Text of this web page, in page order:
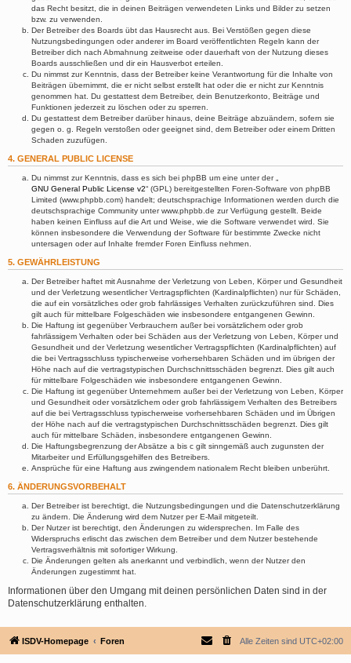
das Recht besitzt, die in deinen Beiträgen verwendeten Links und Bilder zu setzen
bzw. zu verwenden.
Der Betreiber des Boards übt das Hausrecht aus. Bei Verstößen gegen diese
Nutzungsbedingungen oder anderer im Board veröffentlichten Regeln kann der
Betreiber dich nach Abmahnung zeitweise oder dauerhaft von der Nutzung dieses
Boards ausschließen und dir ein Hausverbot erteilen.
Du nimmst zur Kenntnis, dass der Betreiber keine Verantwortung für die Inhalte von
Beiträgen übernimmt, die er nicht selbst erstellt hat oder die er nicht zur Kenntnis
genommen hat. Du gestattest dem Betreiber, dein Benutzerkonto, Beiträge und
Funktionen jederzeit zu löschen oder zu sperren.
Du gestattest dem Betreiber darüber hinaus, deine Beiträge abzuändern, sofern sie
gegen o. g. Regeln verstoßen oder geeignet sind, dem Betreiber oder einem Dritten
Schaden zuzufügen.
4. GENERAL PUBLIC LICENSE
Du nimmst zur Kenntnis, dass es sich bei phpBB um eine unter der „
GNU General Public License v2“ (GPL) bereitgestellten Foren-Software von phpBB
Limited (www.phpbb.com) handelt; deutschsprachige Informationen werden durch die
deutschsprachige Community unter www.phpbb.de zur Verfügung gestellt. Beide
haben keinen Einfluss auf die Art und Weise, wie die Software verwendet wird. Sie
können insbesondere die Verwendung der Software für bestimmte Zwecke nicht
untersagen oder auf Inhalte fremder Foren Einfluss nehmen.
5. GEWÄHRLEISTUNG
Der Betreiber haftet mit Ausnahme der Verletzung von Leben, Körper und Gesundheit
und der Verletzung wesentlicher Vertragspflichten (Kardinalpflichten) nur für Schäden,
die auf ein vorsätzliches oder grob fahrlässiges Verhalten zurückzuführen sind. Dies
gilt auch für mittelbare Folgeschäden wie insbesondere entgangenen Gewinn.
Die Haftung ist gegenüber Verbrauchern außer bei vorsätzlichem oder grob
fahrlässigem Verhalten oder bei Schäden aus der Verletzung von Leben, Körper und
Gesundheit und der Verletzung wesentlicher Vertragspflichten (Kardinalpflichten) auf
die bei Vertragsschluss typischerweise vorhersehbaren Schäden und im übrigen der
Höhe nach auf die vertragstypischen Durchschnittsschäden begrenzt. Dies gilt auch
für mittelbare Folgeschäden wie insbesondere entgangenen Gewinn.
Die Haftung ist gegenüber Unternehmern außer bei der Verletzung von Leben, Körper
und Gesundheit oder vorsätzlichem oder grob fahrlässigem Verhalten des Betreibers
auf die bei Vertragsschluss typischerweise vorhersehbaren Schäden und im Übrigen
der Höhe nach auf die vertragstypischen Durchschnittsschäden begrenzt. Dies gilt
auch für mittelbare Schäden, insbesondere entgangenen Gewinn.
Die Haftungsbegrenzung der Absätze a bis c gilt sinngemäß auch zugunsten der
Mitarbeiter und Erfüllungsgehilfen des Betreibers.
Ansprüche für eine Haftung aus zwingendem nationalem Recht bleiben unberührt.
6. ÄNDERUNGSVORBEHALT
Der Betreiber ist berechtigt, die Nutzungsbedingungen und die Datenschutzerklärung
zu ändern. Die Änderung wird dem Nutzer per E-Mail mitgeteilt.
Der Nutzer ist berechtigt, den Änderungen zu widersprechen. Im Falle des
Widerspruchs erlischt das zwischen dem Betreiber und dem Nutzer bestehende
Vertragsverhältnis mit sofortiger Wirkung.
Die Änderungen gelten als anerkannt und verbindlich, wenn der Nutzer den
Änderungen zugestimmt hat.
Informationen über den Umgang mit deinen persönlichen Daten sind in der
Datenschutzerklärung enthalten.
ISDV-Homepage Foren Alle Zeiten sind UTC+02:00